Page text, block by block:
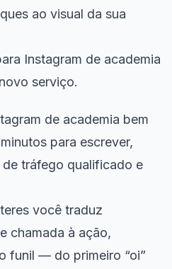
ao visual da sua
Instagram de academia
serviço.
de academia bem
para escrever,
de tráfego qualificado e
você traduz
chamada à ação,
funil — do primeiro “oi”